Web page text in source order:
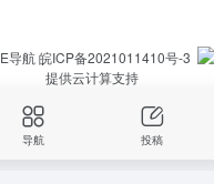
E导航皖ICP备2021011410号-3
提供云计算支持
导航 投稿